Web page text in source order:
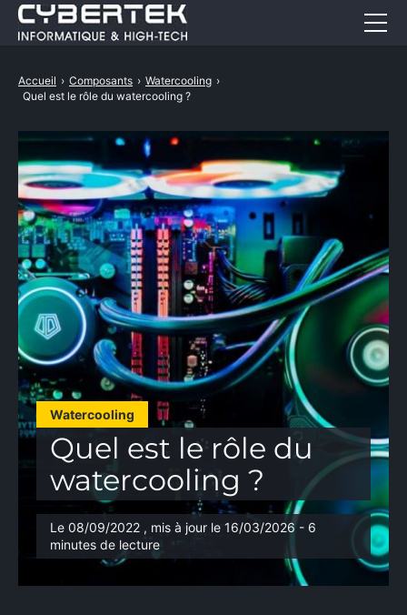
Watercooling
Quel est le rôle du
watercooling ?
Le 08/09/2022 , mis à jour le 16/03/2026 - 6
minutes de lecture
Accueil › Composants › Watercooling ›
Quel est le rôle du watercooling ?
PC portable bureautique
PC portable gamer
Mac
Guides d’achat
Carte graphique
Carte mère
Processeur
Composants
Périphériques
Ecran PC bureautique
Ecran PC gamer
Actualités
BOUTIQUE